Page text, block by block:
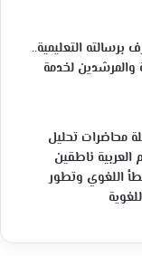
التعليمية..
والمرشدين لخدمة
محاضرات تحليل
العربية ناطقين
اللغوي وتطور